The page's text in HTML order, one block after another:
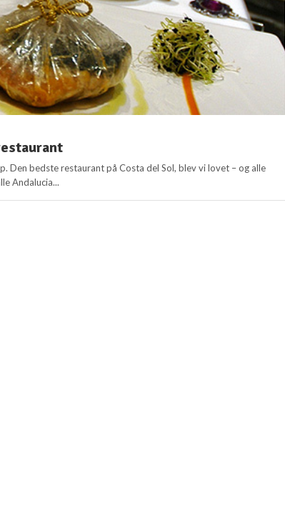
Den bedste restaurant på Costa del Sol, blev vi lovet – og alle
Andalucia...